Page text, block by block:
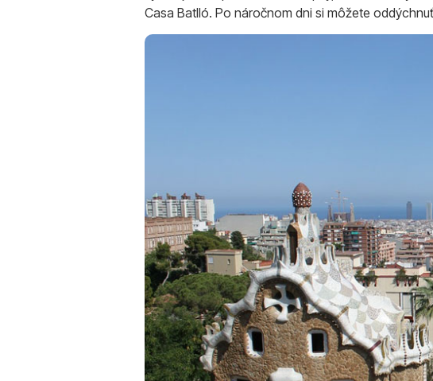
Casa Batlló. Po náročnom dni si môžete